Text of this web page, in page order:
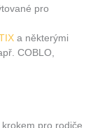
pro
a některými
COBLO,
krokem pro rodiče